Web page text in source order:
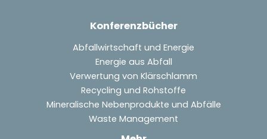
Konferenzbücher
Abfallwirtschaft und Energie
Energie aus Abfall
Verwertung von Klärschlamm
Recycling und Rohstoffe
Mineralische Nebenprodukte und Abfälle
Waste Management